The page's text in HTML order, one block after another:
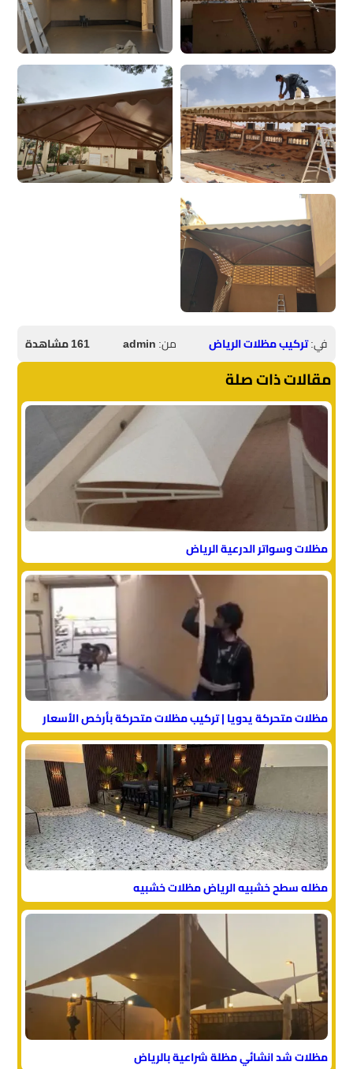
في:تركيب مظلات الرياض من:admin 161 مشاهدة
مقالات ذات صلة
مظلات وسواتر الدرعية الرياض
مظلات متحركة يدويا | تركيب مظلات متحركة بأرخص الأسعار
مظله سطح خشبيه الرياض مظلات خشبيه
مظلات شد انشائي مظلة شراعية بالرياض